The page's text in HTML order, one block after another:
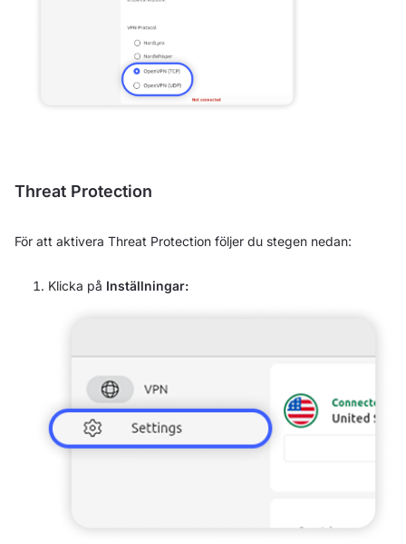
Threat Protection
För att aktivera Threat Protection följer du stegen nedan:
Klicka på Inställningar: